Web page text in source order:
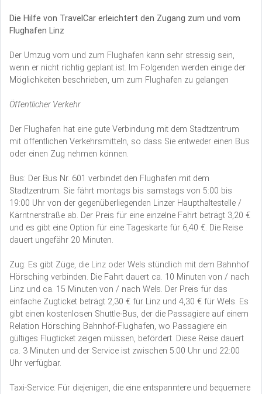
Die Hilfe von TravelCar erleichtert den Zugang zum und vom
Flughafen Linz
Der Umzug vom und zum Flughafen kann sehr stressig sein,
wenn er nicht richtig geplant ist. Im Folgenden werden einige der
Möglichkeiten beschrieben, um zum Flughafen zu gelangen
Öffentlicher Verkehr
Der Flughafen hat eine gute Verbindung mit dem Stadtzentrum
mit öffentlichen Verkehrsmitteln, so dass Sie entweder einen Bus
oder einen Zug nehmen können.
Bus: Der Bus Nr. 601 verbindet den Flughafen mit dem
Stadtzentrum. Sie fährt montags bis samstags von 5:00 bis
19:00 Uhr von der gegenüberliegenden Linzer Haupthaltestelle /
Kärntnerstraße ab. Der Preis für eine einzelne Fahrt beträgt 3,20 €
und es gibt eine Option für eine Tageskarte für 6,40 €. Die Reise
dauert ungefähr 20 Minuten.
Zug: Es gibt Züge, die Linz oder Wels stündlich mit dem Bahnhof
Hörsching verbinden. Die Fahrt dauert ca. 10 Minuten von / nach
Linz und ca. 15 Minuten von / nach Wels. Der Preis für das
einfache Zugticket beträgt 2,30 € für Linz und 4,30 € für Wels. Es
gibt einen kostenlosen Shuttle-Bus, der die Passagiere auf einem
Relation Hörsching Bahnhof-Flughafen, wo Passagiere ein
gültiges Flugticket zeigen müssen, befördert. Diese Reise dauert
ca. 3 Minuten und der Service ist zwischen 5:00 Uhr und 22:00
Uhr verfügbar.
Taxi-Service: Für diejenigen, die eine entspanntere und bequemere